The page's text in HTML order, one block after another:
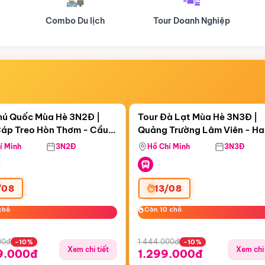
Tour Doanh Nghiệp Du lịch Hành Hương
05:56:13
Treo Hòn Thơm
Quốc Mùa Hè 3N2Đ |
Treo Hòn Thơm - Cầu
Viên Nước Aquatopia
Minh 3N2Đ
-10%
Xem chi tiết
Còn05 ngày 05:56:13
Tour Đà Lạt Mùa Hè 3N3Đ |
Quảng Trường Lâm Viên -
Hill - Puppy Farm
Hồ Chí Minh 3N3Đ
13/08
Còn 10 chỗ
Còn 10 chỗ
1.444.000đ -10%
1.299.000đ Xem